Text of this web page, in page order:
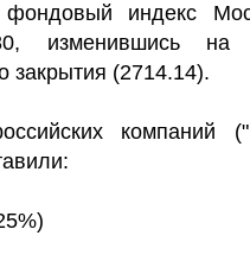
индекс
изменившись на
закрытия (2714.14).
компаний